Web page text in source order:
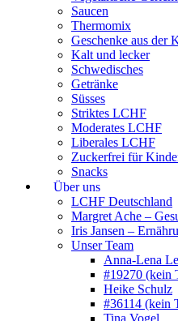
Saucen
Thermomix
Geschenke aus der
Kalt und lecker
Schwedisches
Getränke
Süsses
Striktes LCHF
Moderates LCHF
Liberales LCHF
Zuckerfrei für
Snacks
Über uns
LCHF Deutschland
Margret Ache –
Iris Jansen –
Unser Team
Anna-Lena
#19270 (kein
Heike Schulz
#36114 (kein
Tina Vogel